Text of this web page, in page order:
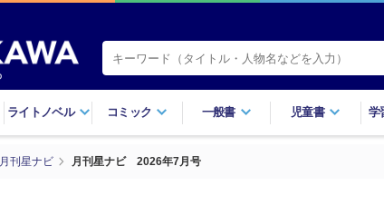
ライトノベル コミック 一般書 児童書 学
月刊星ナビ 月刊星ナビ 2026年7月号